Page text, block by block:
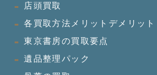
店頭買取
各買取方法メリットデメリット
東京書房の買取要点
遺品整理パック